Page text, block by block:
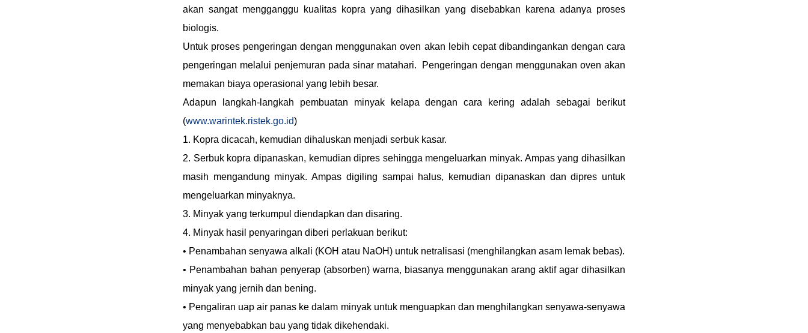
akan sangat mengganggu kualitas kopra yang dihasilkan yang disebabkan karena adanya proses
biologis.
Untuk proses pengeringan dengan menggunakan oven akan lebih cepat dibandingankan dengan cara
pengeringan melalui penjemuran pada sinar matahari. Pengeringan dengan menggunakan oven akan
memakan biaya operasional yang lebih besar.
Adapun langkah-langkah pembuatan minyak kelapa dengan cara kering adalah sebagai berikut
(www.warintek.ristek.go.id)
1. Kopra dicacah, kemudian dihaluskan menjadi serbuk kasar.
2. Serbuk kopra dipanaskan, kemudian dipres sehingga mengeluarkan minyak. Ampas yang dihasilkan
masih mengandung minyak. Ampas digiling sampai halus, kemudian dipanaskan dan dipres untuk
mengeluarkan minyaknya.
3. Minyak yang terkumpul diendapkan dan disaring.
4. Minyak hasil penyaringan diberi perlakuan berikut:
• Penambahan senyawa alkali (KOH atau NaOH) untuk netralisasi (menghilangkan asam lemak bebas).
• Penambahan bahan penyerap (absorben) warna, biasanya menggunakan arang aktif agar dihasilkan
minyak yang jernih dan bening.
• Pengaliran uap air panas ke dalam minyak untuk menguapkan dan menghilangkan senyawa-senyawa
yang menyebabkan bau yang tidak dikehendaki.